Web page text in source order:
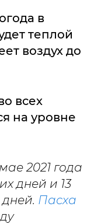
в
теплой
воздух до
всех
на уровне
2021 года
дней и 13
Пасха